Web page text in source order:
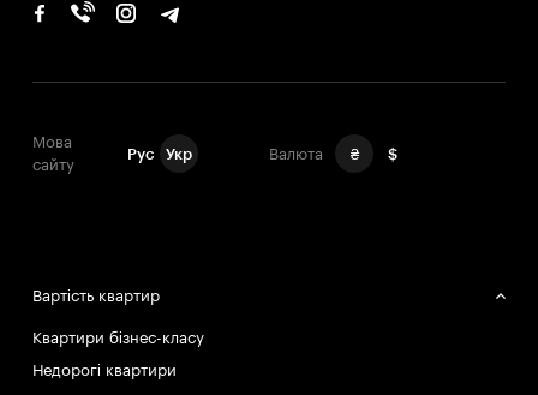
Мова
сайту
Рус Укр Валюта ₴ $
Вартість квартир
Квартири бізнес-класу
Недорогі квартири